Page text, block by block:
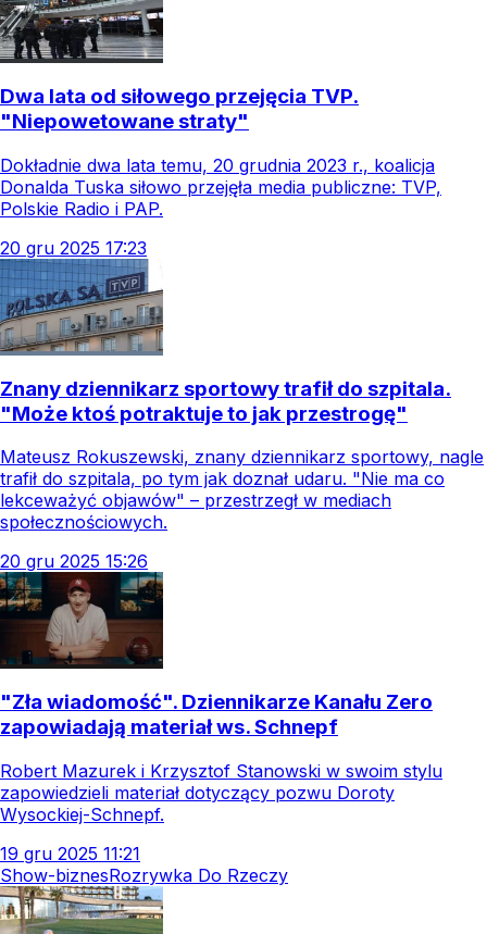
Dwa lata od siłowego przejęcia TVP.
"Niepowetowane straty"
Dokładnie dwa lata temu, 20 grudnia 2023 r., koalicja
Donalda Tuska siłowo przejęła media publiczne: TVP,
Polskie Radio i PAP.
20 gru 2025 17:23
Znany dziennikarz sportowy trafił do szpitala.
"Może ktoś potraktuje to jak przestrogę"
Mateusz Rokuszewski, znany dziennikarz sportowy, nagle
trafił do szpitala, po tym jak doznał udaru. "Nie ma co
lekceważyć objawów" – przestrzegł w mediach
społecznościowych.
20 gru 2025 15:26
"Zła wiadomość". Dziennikarze Kanału Zero
zapowiadają materiał ws. Schnepf
Robert Mazurek i Krzysztof Stanowski w swoim stylu
zapowiedzieli materiał dotyczący pozwu Doroty
Wysockiej-Schnepf.
19 gru 2025 11:21
Show-biznesRozrywka Do Rzeczy